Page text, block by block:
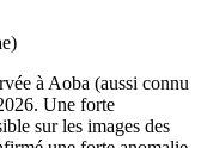
à Aoba (aussi connu
Une forte
sur les images des